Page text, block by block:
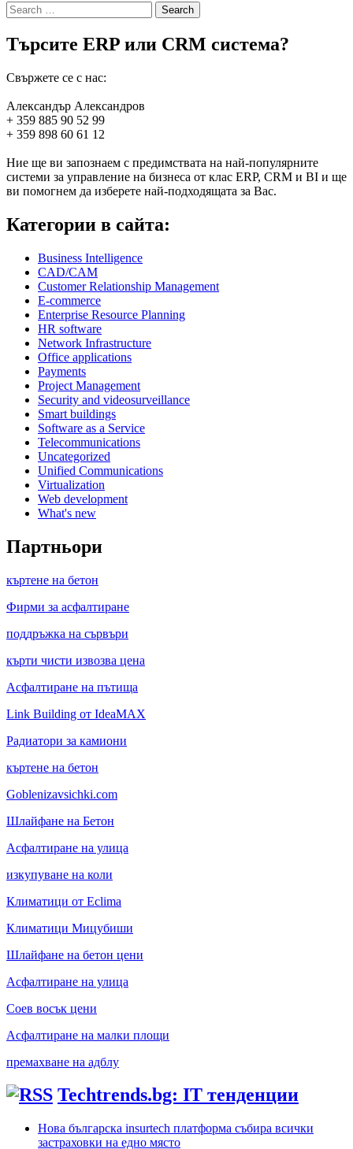
Search
for:
Търсите ERP или CRM система?
Свържете се с нас:
Александър Александров
+ 359 885 90 52 99
+ 359 898 60 61 12
Ние ще ви запознаем с предимствата на най-популярните
системи за управление на бизнеса от клас ERP, CRM и BI и ще
ви помогнем да изберете най-подходящата за Вас.
Категории в сайта:
Business Intelligence
CAD/CAM
Customer Relationship Management
E-commerce
Enterprise Resource Planning
HR software
Network Infrastructure
Office applications
Payments
Project Management
Security and videosurveillance
Smart buildings
Software as a Service
Telecommunications
Uncategorized
Unified Communications
Virtualization
Web development
What's new
Партньори
къртене на бетон
Фирми за асфалтиране
поддръжка на сървъри
кърти чисти извозва цена
Асфалтиране на пътища
Link Building от IdeaMAX
Радиатори за камиони
къртене на бетон
Goblenizavsichki.com
Шлайфане на Бетон
Асфалтиране на улица
изкупуване на коли
Климатици от Eclima
Климатици Мицубиши
Шлайфане на бетон цени
Асфалтиране на улица
Соев восък цени
Асфалтиране на малки площи
премахване на адблу
Techtrends.bg: IT тенденции
Нова българска insurtech платформа събира всички
застраховки на едно място